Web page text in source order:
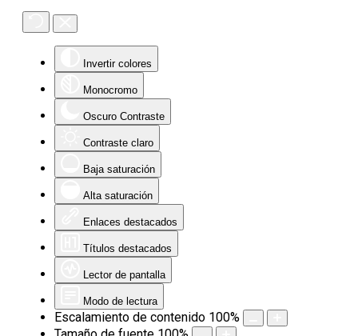
Invertir colores
Monocromo
Oscuro Contraste
Contraste claro
Baja saturación
Alta saturación
Enlaces destacados
Títulos destacados
Lector de pantalla
Modo de lectura
Escalamiento de contenido 100%